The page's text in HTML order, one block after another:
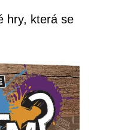
hry, která se